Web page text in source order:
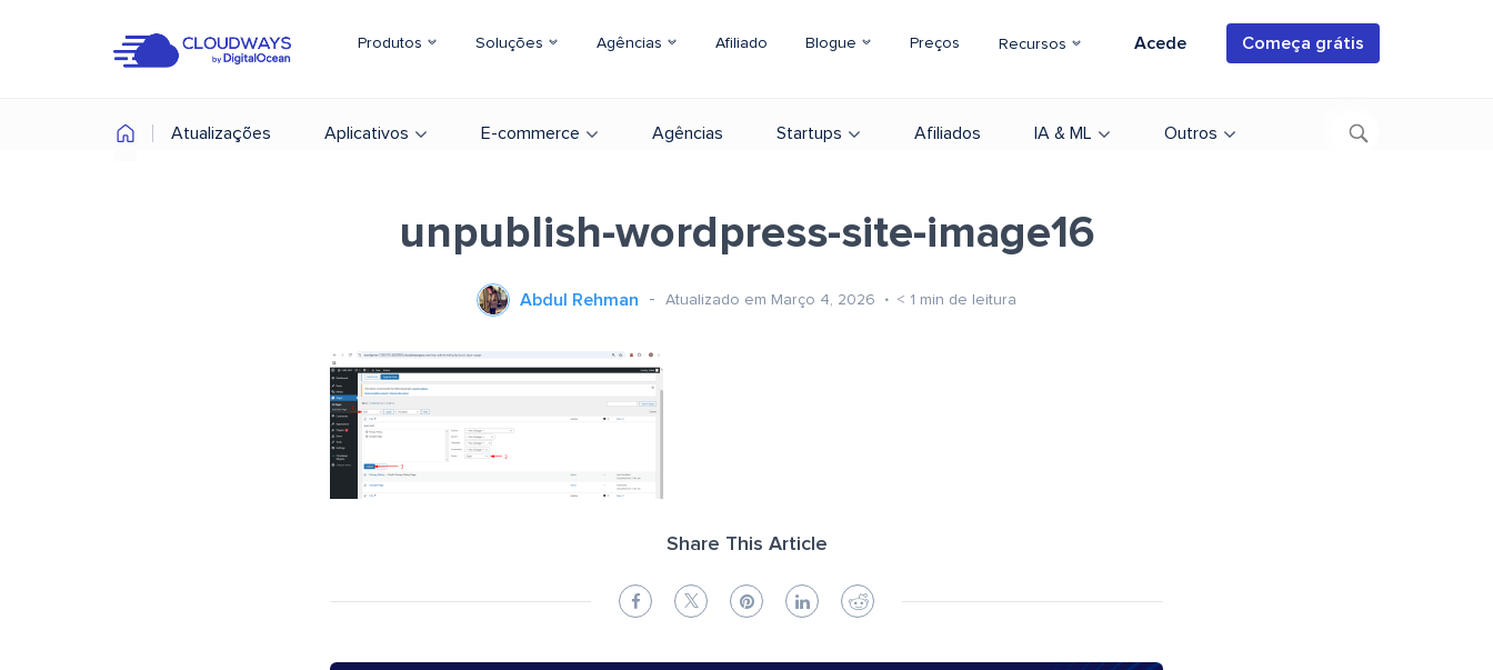
Produtos Soluções Agências Afiliado Blogue Preços Recursos Acede Começa grátis
Atualizações Aplicativos E-commerce Agências Startups Afiliados IA & ML Outros
unpublish-wordpress-site-image16
Abdul Rehman Atualizado em Março 4, 2026 < 1 min de leitura
Share This Article